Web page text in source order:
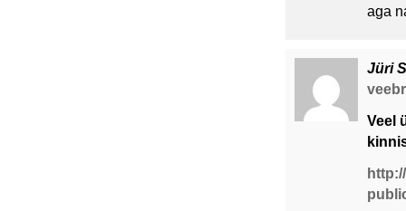
aga
Jüri
Veel